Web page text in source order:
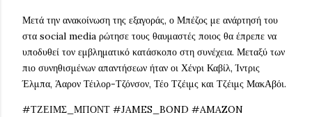
Μετά την ανακοίνωση της εξαγοράς, ο Μπέζος με ανάρτησή του
στα social media ρώτησε τους θαυμαστές ποιος θα έπρεπε να
υποδυθεί τον εμβληματικό κατάσκοπο στη συνέχεια. Μεταξύ των
πιο συνηθισμένων απαντήσεων ήταν οι Χένρι Καβίλ, Ίντρις
Έλμπα, Άαρον Τέιλορ-Τζόνσον, Τέο Τζέιμς και Τζέιμς ΜακΑβόι.
#ΤΖΕΙΜΣ_ΜΠΟΝΤ #JAMES_BOND #AMAZON